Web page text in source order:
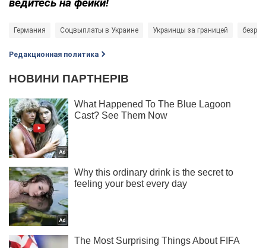
Германия Соцвыплаты в Украине Украинцы за границей
Редакционная политика